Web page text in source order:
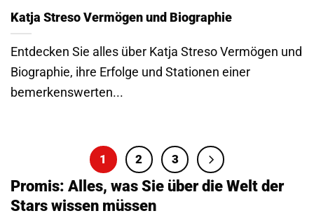
Katja Streso Vermögen und Biographie
Entdecken Sie alles über Katja Streso Vermögen und
Biographie, ihre Erfolge und Stationen einer
bemerkenswerten...
1 2 3
Promis: Alles, was Sie über die Welt der
Stars wissen müssen